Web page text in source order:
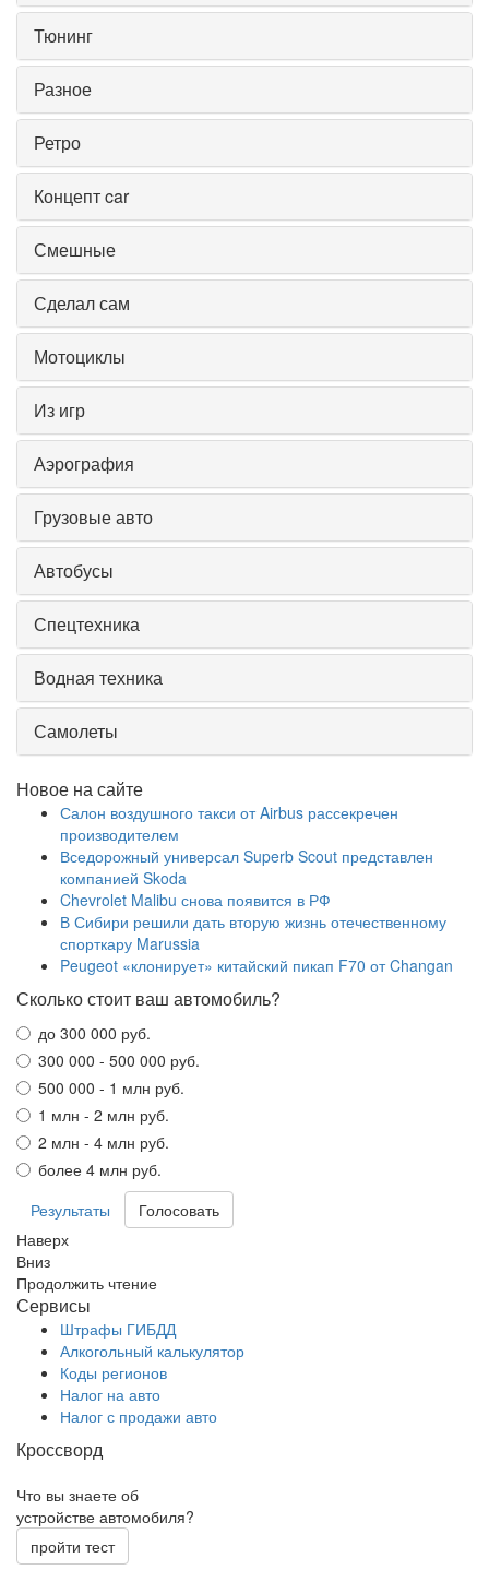
Тюнинг
Разное
Ретро
Концепт car
Смешные
Сделал сам
Мотоциклы
Из игр
Аэрография
Грузовые авто
Автобусы
Спецтехника
Водная техника
Самолеты
Новое на сайте
Салон воздушного такси от Airbus рассекречен
производителем
Вседорожный универсал Superb Scout представлен
компанией Skoda
Chevrolet Malibu снова появится в РФ
В Сибири решили дать вторую жизнь отечественному
спорткару Marussia
Peugeot «клонирует» китайский пикап F70 от Changan
Сколько стоит ваш автомобиль?
до 300 000 руб.
300 000 - 500 000 руб.
500 000 - 1 млн руб.
1 млн - 2 млн руб.
2 млн - 4 млн руб.
более 4 млн руб.
Результаты
Наверх
Вниз
Продолжить чтение
Сервисы
Штрафы ГИБДД
Алкогольный калькулятор
Коды регионов
Налог на авто
Налог с продажи авто
Кроссворд
Что вы знаете об
устройстве автомобиля?
пройти тест